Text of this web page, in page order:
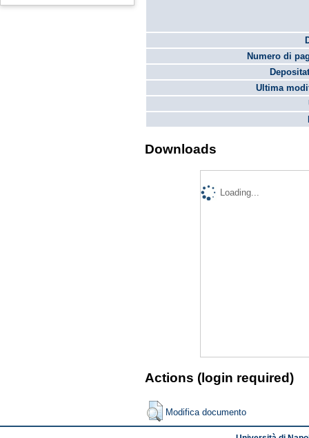
Numero di
Ultima
Downloads
Loading...
Actions (login required)
Modifica documento